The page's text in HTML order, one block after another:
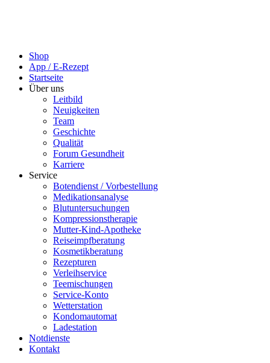
Shop
App / E-Rezept
Startseite
Über uns
Leitbild
Neuigkeiten
Team
Geschichte
Qualität
Forum Gesundheit
Karriere
Service
Botendienst / Vorbestellung
Medikationsanalyse
Blutuntersuchungen
Kompressionstherapie
Mutter-Kind-Apotheke
Reiseimpfberatung
Kosmetikberatung
Rezepturen
Verleihservice
Teemischungen
Service-Konto
Wetterstation
Kondomautomat
Ladestation
Notdienste
Kontakt